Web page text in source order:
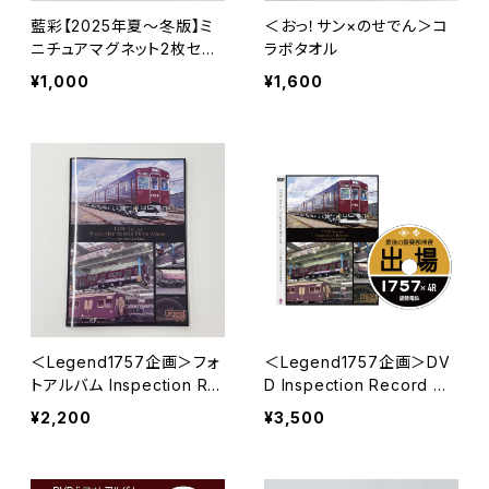
藍彩【2025年夏～冬版】ミ
ニチュアマグネット2枚セッ
ト
¥1,000
＜おっ！サン×のせでん＞コ
ラボタオル
¥1,600
＜Legend1757企画＞フォ
トアルバム Inspection Re
cord ～最後の重要部検査
¥2,200
＜Legend1757企画＞DV
D Inspection Record ～
最後の重要部検査～
¥3,500